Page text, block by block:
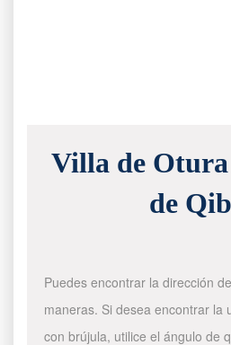
Villa de
de
Puedes encontrar la dirección
maneras. Si desea encontrar la
con brújula, utilice el ángulo de